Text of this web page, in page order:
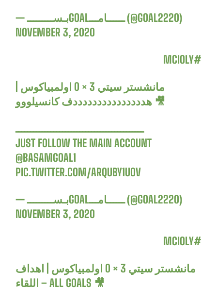
— بـســـــــــGOALــــــامـــ (@GOAL2220)
NOVEMBER 3, 2020
#MCIOLY
مانشستر سيتي 3 × 0 اولمبياكوس |
هدددددددددددددددف كانسيلووو 🎥
ــــــــــــــــــــــــــــــــــــــــــــ
JUST FOLLOW THE MAIN ACCOUNT
@BASAMGOAL1
PIC.TWITTER.COM/ARQUBY1U0V
— بـســـــــــGOALــــــامـــ (@GOAL2220)
NOVEMBER 3, 2020
#MCIOLY
مانشستر سيتي 3 × 0 اولمبياكوس | اهداف
اللقاء – ALL GOALS 🎥